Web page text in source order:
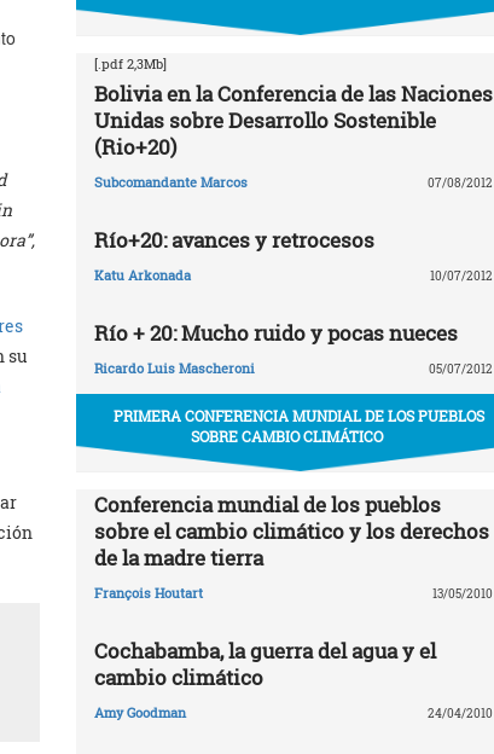
su
[.pdf 2,3Mb]
Bolivia en la Conferencia de las Naciones
Unidas sobre Desarrollo Sostenible
(Rio+20)
Subcomandante Marcos 07/08/2012
Río+20: avances y retrocesos
Katu Arkonada 10/07/2012
Río + 20: Mucho ruido y pocas nueces
Ricardo Luis Mascheroni 05/07/2012
PRIMERA CONFERENCIA MUNDIAL DE LOS PUEBLOS
SOBRE CAMBIO CLIMÁTICO
Conferencia mundial de los pueblos
sobre el cambio climático y los derechos
de la madre tierra
François Houtart 13/05/2010
Cochabamba, la guerra del agua y el
cambio climático
Amy Goodman 24/04/2010